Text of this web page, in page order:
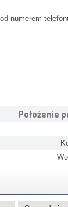
numerem
Położenie